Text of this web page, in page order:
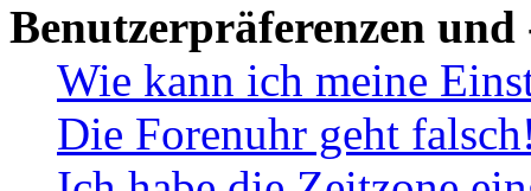
Benutzerpräferenzen und
Wie kann ich meine
Die Forenuhr geht